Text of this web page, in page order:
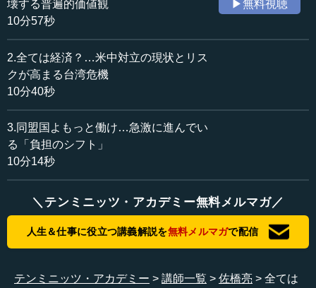
国際
国際一般
≪全文≫
●第1次トランプ政権から始まった本格的な米中対立
さて、こういったことを踏まえて、続いて米中対立につ
米中対立、すなわちアメリカと中国の対立がいつ頃から
始まったのかというと、明確に第1次トランプ政権からだと
思います。オバマ政権の末期、2014～2015年あたりから、
アメリカの中では「あれ、2013年から始まった中国の習近
平体制は、どうも様子がおかしいぞ」という気づきがあり
ました。
どのように使うかということで、明らかに私たちの期待と
壊する普遍的価値観
10分57秒
▶無料視聴
2.全ては経済？…米中対立の現状とリス
クが高まる台湾危機
10分40秒
3.同盟国よもっと働け…急激に進んでい
る「負担のシフト」
10分14秒
＼テンミニッツ・アカデミー無料メルマガ／
人生＆仕事に役立つ講義解説を無料メルマガで配信
テンミニッツ・アカデミー 講師一覧 佐橋亮
全ては